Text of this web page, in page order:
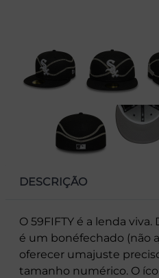
DESCRIÇÃO
O 59FIFTY é a lenda
é um bonéfechado (não
oferecer umajuste
tamanho numérico. O